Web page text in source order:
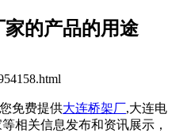
的产品的用途
免费提供大连桥架厂,大连电
相关信息发布和资讯展示，